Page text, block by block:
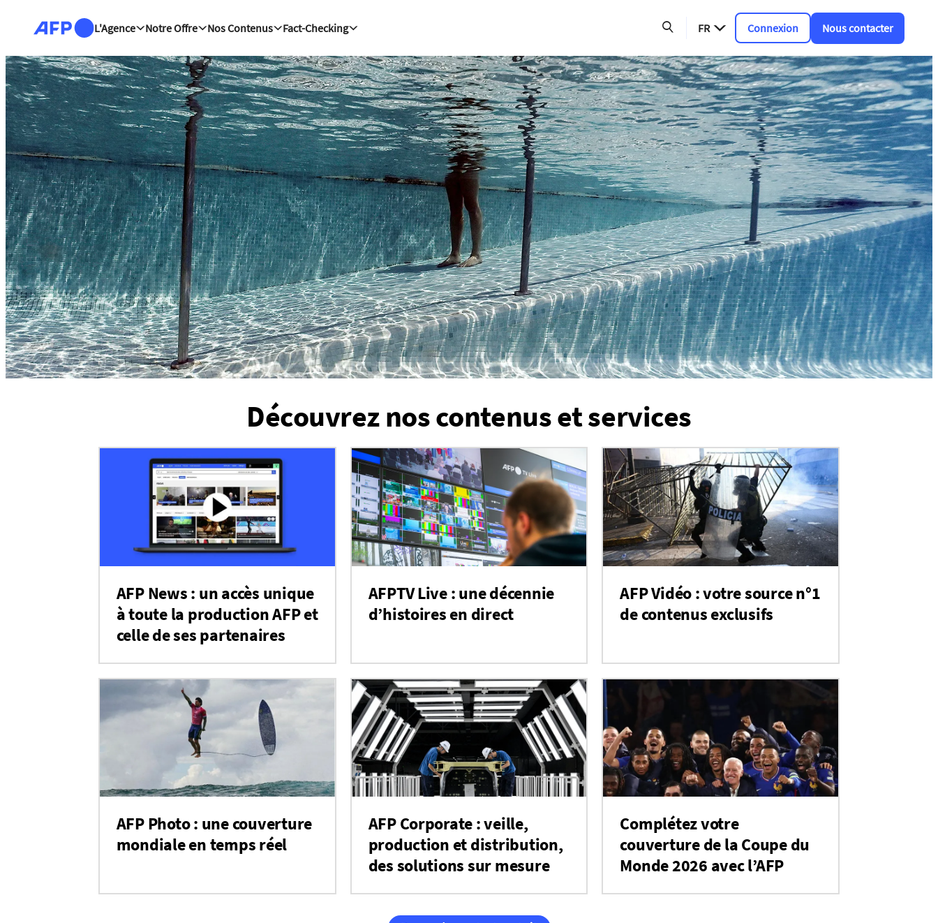
L'Agence
Notre Offre Nos Contenus Fact-Checking FR Connexion Nous contacter
Plateforme de l'info
Découvrez nos contenus et services
AFP News : un accès unique
à toute la production AFP et
celle de ses partenaires
AFPTV Live : une décennie
d’histoires en direct
AFP Vidéo : votre source n°1
de contenus exclusifs
AFP Photo : une couverture
mondiale en temps réel
AFP Corporate : veille,
production et distribution,
des solutions sur mesure
Complétez votre
couverture de la Coupe du
Monde 2026 avec l’AFP